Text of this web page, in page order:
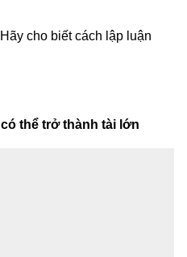
cho biết cách lập luận
thể trở thành tài lớn